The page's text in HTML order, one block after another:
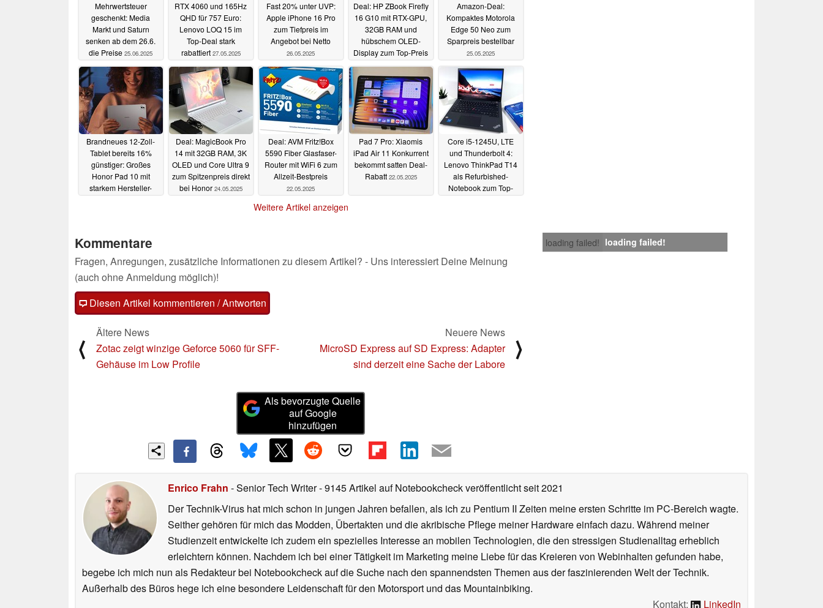
Mehrwertsteuer
geschenkt: Media
Markt und Saturn
senken ab dem 26.6.
die Preise 25.06.2025
RTX 4060 und 165Hz
QHD für 757 Euro:
Lenovo LOQ 15 im
Top-Deal stark
rabattiert 27.05.2025
Fast 20% unter UVP:
Apple iPhone 16 Pro
zum Tiefpreis im
Angebot bei Netto
26.05.2025
Deal: HP ZBook Firefly
16 G10 mit RTX-GPU,
32GB RAM und
hübschem OLED-
Display zum Top-Preis
26.05.2025
Amazon-Deal:
Kompaktes Motorola
Edge 50 Neo zum
Sparpreis bestellbar
25.05.2025
Brandneues 12-Zoll-
Tablet bereits 16%
günstiger: Großes
Honor Pad 10 mit
starkem Hersteller-
Deal: MagicBook Pro
14 mit 32GB RAM, 3K
OLED und Core Ultra 9
zum Spitzenpreis direkt
bei Honor 24.05.2025
Deal: AVM Fritz!Box
5590 Fiber Glasfaser-
Router mit WiFi 6 zum
Allzeit-Bestpreis
22.05.2025
Pad 7 Pro: Xiaomis
iPad Air 11 Konkurrent
bekommt satten Deal-
Rabatt 22.05.2025
Core i5-1245U, LTE
und Thunderbolt 4:
Lenovo ThinkPad T14
als Refurbished-
Notebook zum Top-
Weitere Artikel anzeigen
loading failed! loading failed!
Kommentare
Fragen, Anregungen, zusätzliche Informationen zu diesem Artikel? - Uns interessiert Deine Meinung
(auch ohne Anmeldung möglich)!
Diesen Artikel kommentieren / Antworten
⟨
Ältere News
Zotac zeigt winzige Geforce 5060 für SFF-
Gehäuse im Low Profile
Neuere News
MicroSD Express auf SD Express: Adapter
sind derzeit eine Sache der Labore
⟩
Als bevorzugte Quelle
auf Google
hinzufügen
Enrico Frahn - Senior Tech Writer- 9145 Artikel auf Notebookcheck veröffentlichtseit 2021
Der Technik-Virus hat mich schon in jungen Jahren befallen, als ich zu Pentium II Zeiten meine ersten Schritte im PC-Bereich wagte.
Seither gehören für mich das Modden, Übertakten und die akribische Pflege meiner Hardware einfach dazu. Während meiner
Studienzeit entwickelte ich zudem ein spezielles Interesse an mobilen Technologien, die den stressigen Studienalltag erheblich
erleichtern können. Nachdem ich bei einer Tätigkeit im Marketing meine Liebe für das Kreieren von Webinhalten gefunden habe,
begebe ich mich nun als Redakteur bei Notebookcheck auf die Suche nach den spannendsten Themen aus der faszinierenden Welt der Technik.
Außerhalb des Büros hege ich eine besondere Leidenschaft für den Motorsport und das Mountainbiking.
Kontakt:
LinkedIn